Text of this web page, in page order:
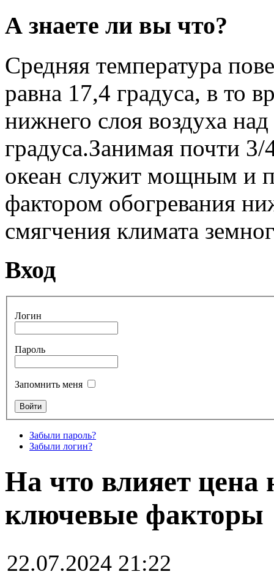
А знаете ли вы что?
Средняя температура
равна 17,4 градуса, в то
нижнего слоя воздуха
градуса.Занимая почти
океан служит мощным и
фактором обогревания
смягчения климата
Вход
Логин
Пароль
Запомнить меня
Забыли пароль?
Забыли логин?
На что влияет
ключевые факторы
22.07.2024 21:22